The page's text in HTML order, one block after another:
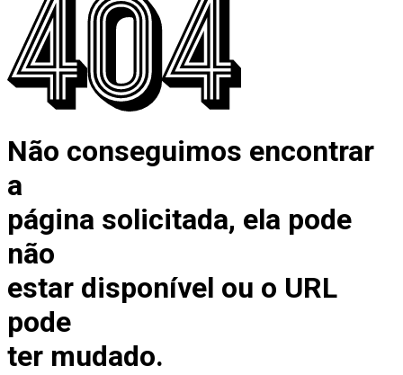
Não conseguimos encontrar
a
página solicitada, ela pode
não
estar disponível ou o URL
pode
ter mudado.